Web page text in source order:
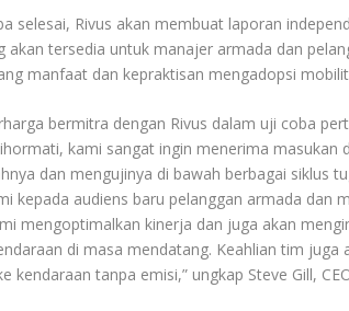
selesai, Rivus akan membuat laporan
akan tersedia untuk manajer armada dan
manfaat dan kepraktisan mengadopsi
bermitra dengan Rivus dalam uji coba
kami sangat ingin menerima masukan
dan mengujinya di bawah berbagai siklus
kepada audiens baru pelanggan armada dan
mengoptimalkan kinerja dan juga akan
di masa mendatang. Keahlian tim
kendaraan tanpa emisi,” ungkap Steve Gill,